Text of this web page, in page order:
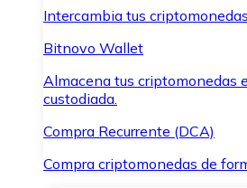
Intercambia tus
Bitnovo Wallet
Almacena tus criptomonedas
custodiada.
Compra Recurrente (DCA)
Compra criptomonedas de